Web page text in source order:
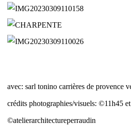
avec: sarl tonino carrières de provence
crédits photographies/visuels: ©11h45 et
©atelierarchitectureperraudin